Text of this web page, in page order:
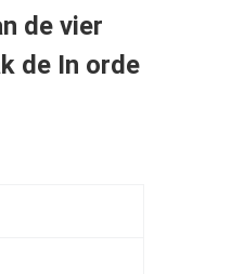
de vier
de In orde